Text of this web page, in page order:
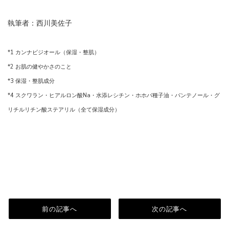
執筆者：西川美佐子
*1 カンナビジオール（保湿・整肌）
*2 お肌の健やかさのこと
*3 保湿・整肌成分
*4 スクワラン・ヒアルロン酸Na・水添レシチン・ホホバ種子油・パンテノール・グ
リチルリチン酸ステアリル（全て保湿成分）
前の記事へ 次の記事へ